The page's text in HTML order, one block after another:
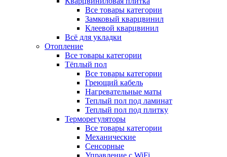
Все товары категории
Замковый кварцвинил
Клеевой кварцвинил
Всё для укладки
Отопление
Все товары категории
Тёплый пол
Все товары категории
Греющий кабель
Нагревательные маты
Теплый пол под ламинат
Теплый пол под плитку
Терморегуляторы
Все товары категории
Механические
Сенсорные
Управление с WiFi